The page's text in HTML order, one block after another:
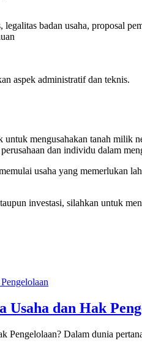
badan usaha, proposal
aspek administratif dan teknis.
mengusahakan tanah milik
dan individu dalam
usaha yang memerlukan
investasi, silahkan untuk
dan Hak
Pengelolaan? Dalam dunia